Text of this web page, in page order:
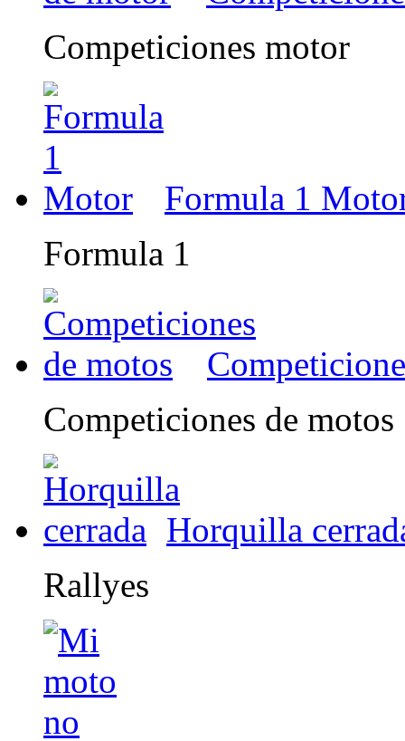
Competiciones motor
Formula 1
Formula 1
Competiciones de motos
Horquilla
Rallyes